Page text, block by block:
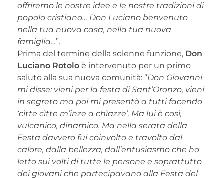
offriremo le nostre idee e le nostre tradizioni di
popolo cristiano… Don Luciano benvenuto
nella tua nuova casa, nella tua nuova
famiglia…”.
Prima del termine della solenne funzione, Don
Luciano Rotolo è intervenuto per un primo
saluto alla sua nuova comunità: “Don Giovanni
mi disse: vieni per la festa di Sant’Oronzo, vieni
in segreto ma poi mi presentò a tutti facendo
‘cìtte cìtte m’inze a chìazze’. Ma lui è così,
vulcanico, dinamico. Ma nella serata della
Festa davvero fui coinvolto e travolto dal
calore, dalla bellezza, dall’entusiasmo che ho
letto sui volti di tutte le persone e soprattutto
dei giovani che partecipavano alla Festa del